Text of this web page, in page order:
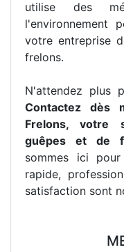
utilise des
l'environnement
votre entreprise
frelons.
N'attendez plus
Contactez dès
Frelons, votre
guêpes et de
sommes ici
rapide,
satisfaction sont